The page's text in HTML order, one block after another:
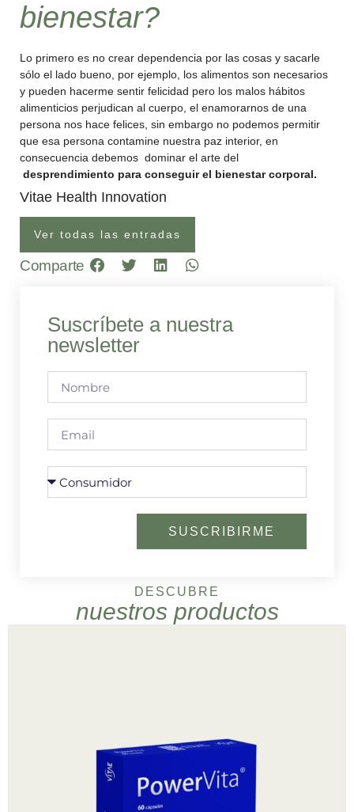
bienestar?
Lo primero es no crear dependencia por las cosas y sacarle
sólo el lado bueno, por ejemplo, los alimentos son necesarios
y pueden hacerme sentir felicidad pero los malos hábitos
alimenticios perjudican al cuerpo, el enamorarnos de una
persona nos hace felices, sin embargo no podemos permitir
que esa persona contamine nuestra paz interior, en
consecuencia debemos dominar el arte del
desprendimiento para conseguir el bienestar corporal.
Vitae Health Innovation
Ver todas las entradas
Comparte
Suscríbete a nuestra
newsletter
SUSCRIBIRME
DESCUBRE
nuestros productos